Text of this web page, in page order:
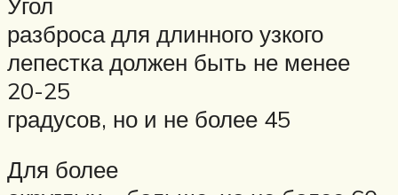
разброса для длинного узкого
лепестка должен быть не менее
20-25
градусов, но и не более 45
Для более